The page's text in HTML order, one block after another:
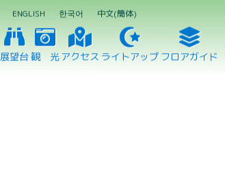
ENGLISH 한국어 中文(簡体)
展望台観 光 アクセス ライトアップフロアガイド